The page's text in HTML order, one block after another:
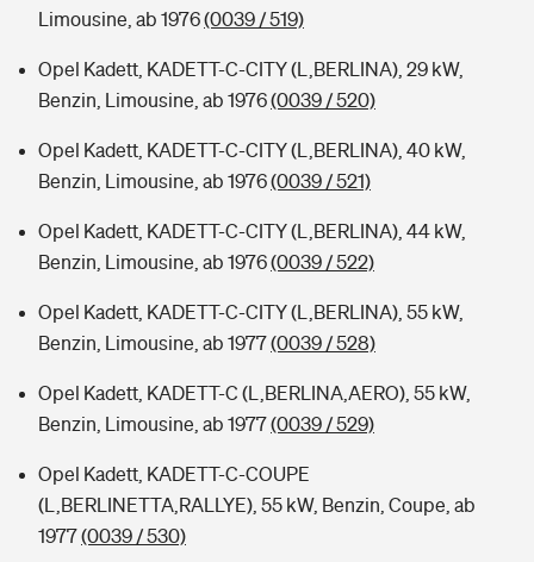
Limousine, ab 1976(0039 / 519)
Opel Kadett, KADETT-C-CITY (L,BERLINA), 29 kW,
Benzin, Limousine, ab 1976(0039 / 520)
Opel Kadett, KADETT-C-CITY (L,BERLINA), 40 kW,
Benzin, Limousine, ab 1976(0039 / 521)
Opel Kadett, KADETT-C-CITY (L,BERLINA), 44 kW,
Benzin, Limousine, ab 1976(0039 / 522)
Opel Kadett, KADETT-C-CITY (L,BERLINA), 55 kW,
Benzin, Limousine, ab 1977(0039 / 528)
Opel Kadett, KADETT-C (L,BERLINA,AERO), 55 kW,
Benzin, Limousine, ab 1977(0039 / 529)
Opel Kadett, KADETT-C-COUPE
(L,BERLINETTA,RALLYE), 55 kW, Benzin, Coupe, ab
1977(0039 / 530)